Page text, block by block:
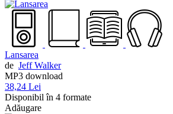
Lansarea
de Jeff Walker
MP3 download
38,24 Lei
Disponibil în 4 formate
Adăugare